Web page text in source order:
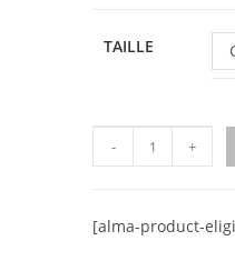
TAILLE
- +
[alma-product-